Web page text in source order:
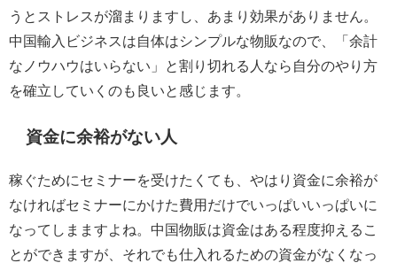
うとストレスが溜まりますし、あまり効果がありません。
中国輸入ビジネスは自体はシンプルな物販なので、「余計
なノウハウはいらない」と割り切れる人なら自分のやり方
を確立していくのも良いと感じます。
資金に余裕がない人
稼ぐためにセミナーを受けたくても、やはり資金に余裕が
なければセミナーにかけた費用だけでいっぱいいっぱいに
なってしまますよね。中国物販は資金はある程度抑えるこ
とができますが、それでも仕入れるための資金がなくなっ